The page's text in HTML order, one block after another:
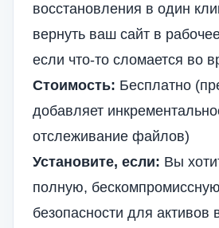
восстановления в один
вернуть ваш сайт в
если что-то сломается во
Стоимость: Бесплатно
добавляет
отслеживание файлов)
Установите, если: Вы
полную,
безопасности для активов